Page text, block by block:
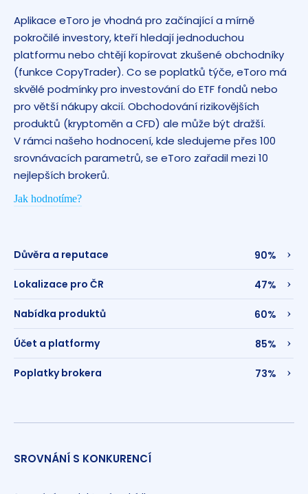
Aplikace eToro je vhodná pro začínající a mírně
pokročilé investory, kteří hledají jednoduchou
platformu nebo chtějí kopírovat zkušené obchodníky
(funkce CopyTrader). Co se poplatků týče, eToro má
skvělé podmínky pro investování do ETF fondů nebo
pro větší nákupy akcií. Obchodování rizikovějších
produktů (kryptoměn a CFD) ale může být dražší.
V rámci našeho hodnocení, kde sledujeme přes 100
srovnávacích parametrů, se eToro zařadil mezi 10
nejlepších brokerů.
Jak hodnotíme?
Důvěra a reputace 90%
Lokalizace pro ČR 47%
Nabídka produktů 60%
Účet a platformy 85%
Poplatky brokera 73%
SROVNÁNÍ S KONKURENCÍ